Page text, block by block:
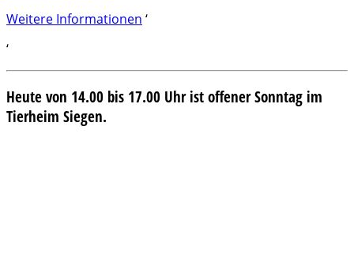
Weitere Informationen ‘
‘
Heute von 14.00 bis 17.00 Uhr ist offener Sonntag im
Tierheim Siegen.